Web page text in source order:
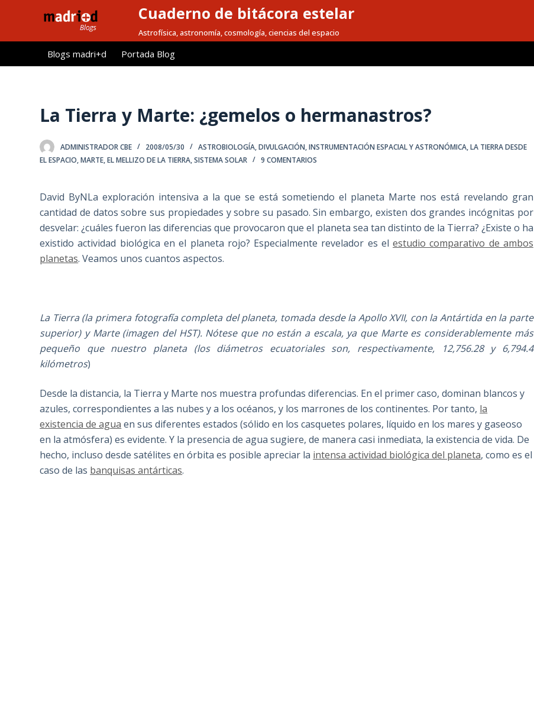
l
Cuaderno de bitácora estelar
Astrofísica, astronomía, cosmología, ciencias del espacio
Blogs madri+d Portada Blog
La Tierra y Marte: ¿gemelos o hermanastros?
ADMINISTRADOR CBE 2008/05/30 ASTROBIOLOGÍA,DIVULGACIÓN,INSTRUMENTACIÓN ESPACIAL Y ASTRONÓMICA,LA TIERRA DESDE
EL ESPACIO,MARTE, EL MELLIZO DE LA TIERRA,SISTEMA SOLAR 9 COMENTARIOS
David ByNLa exploración intensiva a la que se está sometiendo el planeta Marte nos está revelando gran
cantidad de datos sobre sus propiedades y sobre su pasado. Sin embargo, existen dos grandes incógnitas por
desvelar: ¿cuáles fueron las diferencias que provocaron que el planeta sea tan distinto de la Tierra? ¿Existe o ha
existido actividad biológica en el planeta rojo? Especialmente revelador es elestudio comparativo de ambos
planetas. Veamos unos cuantos aspectos.
La Tierra (la primera fotografía completa del planeta, tomada desde la Apollo XVII, con la Antártida en la parte
superior) y Marte (imagen del HST). Nótese que no están a escala, ya que Marte es considerablemente más
pequeño que nuestro planeta (los diámetros ecuatoriales son, respectivamente, 12,756.28 y 6,794.4
kilómetros)
Desde la distancia, la Tierra y Marte nos muestra profundas diferencias. En el primer caso, dominan blancos y
azules, correspondientes a las nubes y a los océanos, y los marrones de los continentes. Por tanto, la
existencia de agua en sus diferentes estados (sólido en los casquetes polares, líquido en los mares y gaseoso
en la atmósfera) es evidente. Y la presencia de agua sugiere, de manera casi inmediata, la existencia de vida. De
hecho, incluso desde satélites en órbita es posible apreciar la intensa actividad biológica del planeta, como es el
caso de las banquisas antárticas.